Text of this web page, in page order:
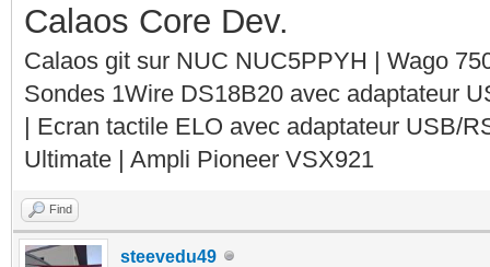
Calaos Core Dev.
Calaos git sur NUC NUC5PPYH | Wago
Sondes 1Wire DS18B20 avec adaptateur
| Ecran tactile ELO avec adaptateur USB/
Ultimate | Ampli Pioneer VSX921
Find
steevedu49